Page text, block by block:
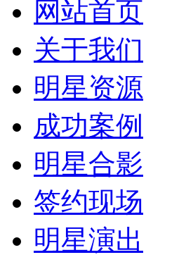
网站首页
关于我们
明星资源
成功案例
明星合影
签约现场
明星演出